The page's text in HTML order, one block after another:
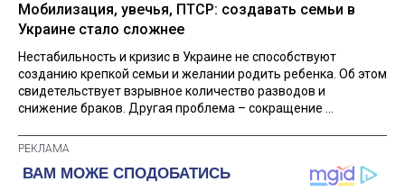
Мобилизация, увечья, ПТСР: создавать семьи в
Украине стало сложнее
Нестабильность и кризис в Украине не способствуют
созданию крепкой семьи и желании родить ребенка. Об этом
свидетельствует взрывное количество разводов и
снижение браков. Другая проблема – сокращение ...